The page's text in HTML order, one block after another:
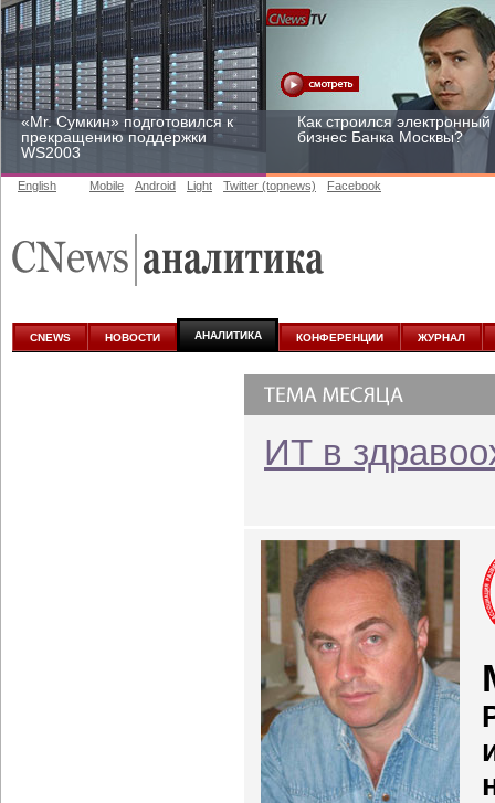
«Mr. Сумкин» подготовился к
прекращению поддержки
WS2003
Как строился электронный
бизнес Банка Москвы?
к аналитике
участвовать
English Mobile Android Light Twitter (topnews) Facebook
CNEWS НОВОСТИ АНАЛИТИКА КОНФЕРЕНЦИИ ЖУРНАЛ
ИТ в